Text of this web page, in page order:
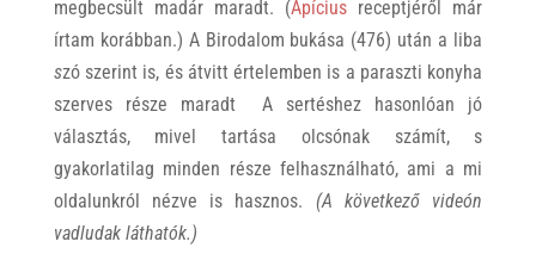
megbecsült madár maradt. (Apícius receptjéről már
írtam korábban.) A Birodalom bukása (476) után a liba
szó szerint is, és átvitt értelemben is a paraszti konyha
szerves része maradt A sertéshez hasonlóan jó
választás, mivel tartása olcsónak számít, s
gyakorlatilag minden része felhasználható, ami a mi
oldalunkról nézve is hasznos. (A következő videón
vadludak láthatók.)